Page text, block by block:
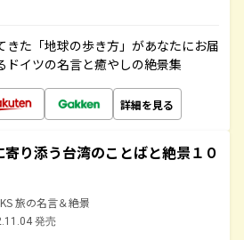
きた「地球の歩き方」があなたにお届
ドイツの名言と癒やしの絶景集
詳細を見る
寄り添う台湾のことばと絶景１０
旅の名言＆絶景
発売